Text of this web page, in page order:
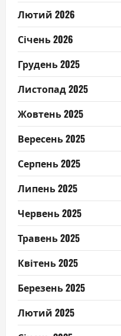
Лютий 2026
Січень 2026
Грудень 2025
Листопад 2025
Жовтень 2025
Вересень 2025
Серпень 2025
Липень 2025
Червень 2025
Травень 2025
Квітень 2025
Березень 2025
Лютий 2025